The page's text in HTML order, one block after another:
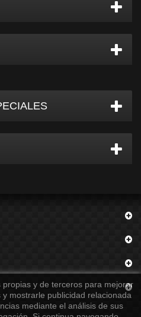
propias y de terceros para mejorar
y mostrarle publicidad relacionada
mediante el análisis de sus